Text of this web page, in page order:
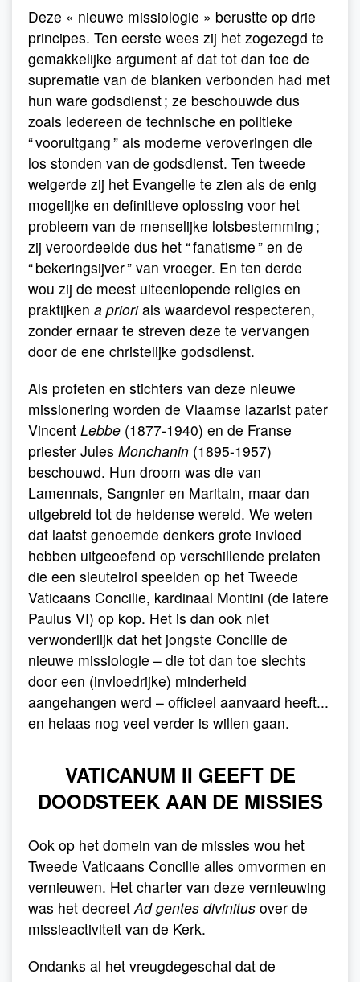
Deze « nieuwe missiologie » berustte op drie
principes. Ten eerste wees zij het zogezegd te
gemakkelijke argument af dat tot dan toe de
suprematie van de blanken verbonden had met
hun ware godsdienst ; ze beschouwde dus
zoals iedereen de technische en politieke
“ vooruitgang ” als moderne veroveringen die
los stonden van de godsdienst. Ten tweede
weigerde zij het Evangelie te zien als de enig
mogelijke en definitieve oplossing voor het
probleem van de menselijke lotsbestemming ;
zij veroordeelde dus het “ fanatisme ” en de
“ bekeringsijver ” van vroeger. En ten derde
wou zij de meest uiteenlopende religies en
praktijken a priorials waardevol respecteren,
zonder ernaar te streven deze te vervangen
door de ene christelijke godsdienst.
Als profeten en stichters van deze nieuwe
missionering worden de Vlaamse lazarist pater
Vincent Lebbe (1877-1940) en de Franse
priester Jules Monchanin (1895-1957)
beschouwd. Hun droom was die van
Lamennais, Sangnier en Maritain, maar dan
uitgebreid tot de heidense wereld. We weten
dat laatst genoemde denkers grote invloed
hebben uitgeoefend op verschillende prelaten
die een sleutelrol speelden op het Tweede
Vaticaans Concilie, kardinaal Montini (de latere
Paulus VI) op kop. Het is dan ook niet
verwonderlijk dat het jongste Concilie de
nieuwe missiologie – die tot dan toe slechts
door een (invloedrijke) minderheid
aangehangen werd – officieel aanvaard heeft...
en helaas nog veel verder is willen gaan.
VATICANUM II GEEFT DE
DOODSTEEK AAN DE MISSIES
Ook op het domein van de missies wou het
Tweede Vaticaans Concilie alles omvormen en
vernieuwen. Het charter van deze vernieuwing
was het decreet Ad gentes divinitus over de
missieactiviteit van de Kerk.
Ondanks al het vreugdegeschal dat de